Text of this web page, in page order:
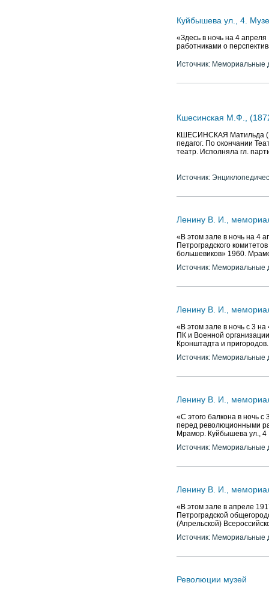
Куйбышева ул., 4.
«Здесь в ночь на 4
работниками о
Источник: Мемориальные
Кшесинская М.Ф.,
КШЕСИНСКАЯ Матильда
педагог. По окончании
театр. Исполняла гл.
Источник:
Ленину В. И.,
«В этом зале в ночь на 4
Петроградского
большевиков» 1960.
Источник: Мемориальные
Ленину В. И.,
«В этом зале в ночь с 3
ПК и Военной
Кронштадта и
Источник: Мемориальные
Ленину В. И.,
«С этого балкона в ночь
перед революционными
Мрамор. Куйбышева ул., 4
Источник: Мемориальные
Ленину В. И.,
«В этом зале в апреле
Петроградской
(Апрельской)
Источник: Мемориальные
Революции музей